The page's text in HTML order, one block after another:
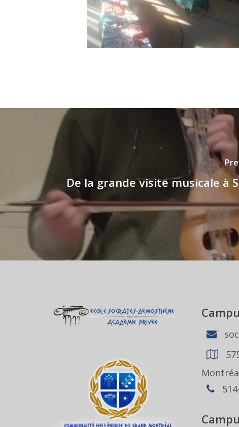
De la grande visite musicale à